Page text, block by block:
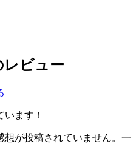
レビュー
ます！
想が投稿されていません。一